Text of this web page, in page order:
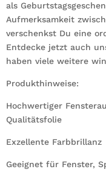
als
Aufmerksamkeit
verschenkst Du eine
Entdecke jetzt auch
haben viele weitere
Produkthinweise:
Hochwertiger
Qualitätsfolie
Exzellente Farbbrillanz
Geeignet für Fenster,